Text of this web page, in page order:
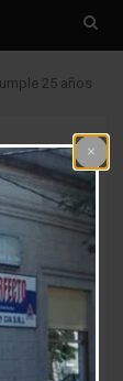
25 años